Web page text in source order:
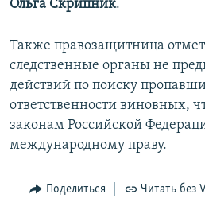
Ольга Скрипник.
Также правозащитница
следственные органы не
действий по поиску
ответственности виновных,
законам Российской
международному праву.
Поделиться Читать без